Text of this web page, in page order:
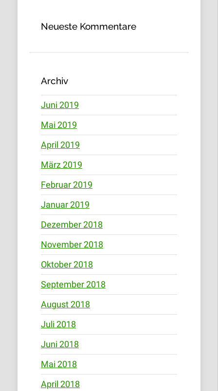
Neueste Kommentare
Archiv
Juni 2019
Mai 2019
April 2019
März 2019
Februar 2019
Januar 2019
Dezember 2018
November 2018
Oktober 2018
September 2018
August 2018
Juli 2018
Juni 2018
Mai 2018
April 2018